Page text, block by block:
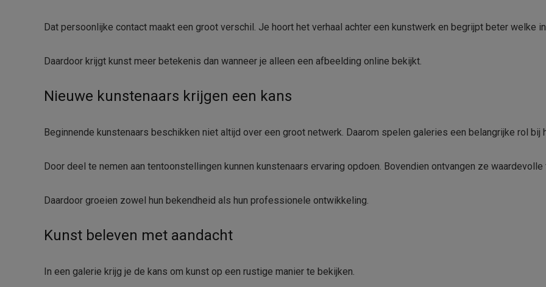
Dat persoonlijke contact maakt een groot verschil. Je hoort het verhaal achter een kunstwerk en begrijpt beter welke
Daardoor krijgt kunst meer betekenis dan wanneer je alleen een afbeelding online bekijkt.
Nieuwe kunstenaars krijgen een kans
Beginnende kunstenaars beschikken niet altijd over een groot netwerk. Daarom spelen galeries een belangrijke rol bij
Door deel te nemen aan tentoonstellingen kunnen kunstenaars ervaring opdoen. Bovendien ontvangen ze
Daardoor groeien zowel hun bekendheid als hun professionele ontwikkeling.
Kunst beleven met aandacht
In een galerie krijg je de kans om kunst op een rustige manier te bekijken.